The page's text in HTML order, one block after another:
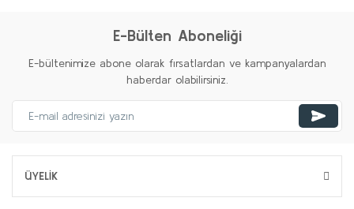
E-Bülten Aboneliği
E-bültenimize abone olarak fırsatlardan ve kampanyalardan
haberdar olabilirsiniz.
ÜYELİK